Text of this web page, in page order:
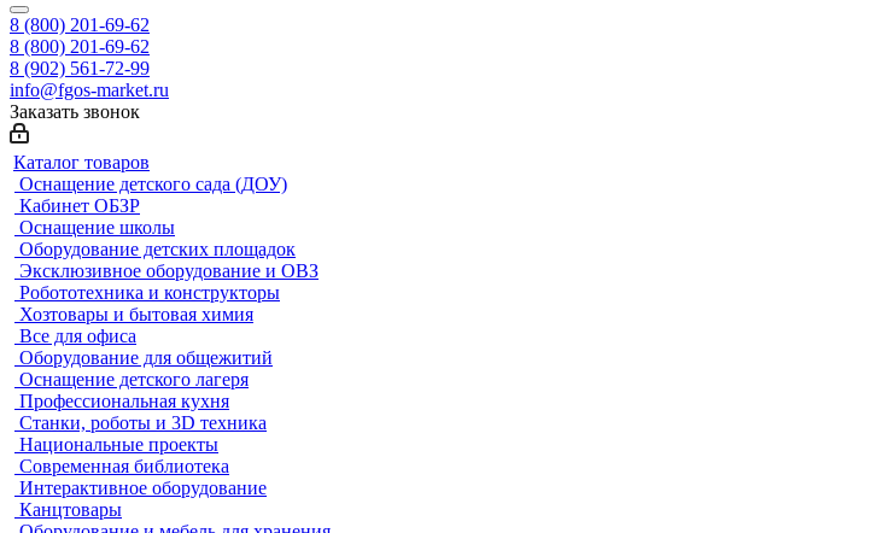
8 (800) 201-69-62
8 (800) 201-69-62
8 (902) 561-72-99
info@fgos-market.ru
Заказать звонок
Каталог товаров
Оснащение детского сада (ДОУ)
Кабинет ОБЗР
Оснащение школы
Оборудование детских площадок
Эксклюзивное оборудование и ОВЗ
Робототехника и конструкторы
Хозтовары и бытовая химия
Все для офиса
Оборудование для общежитий
Оснащение детского лагеря
Профессиональная кухня
Станки, роботы и 3D техника
Национальные проекты
Современная библиотека
Интерактивное оборудование
Канцтовары